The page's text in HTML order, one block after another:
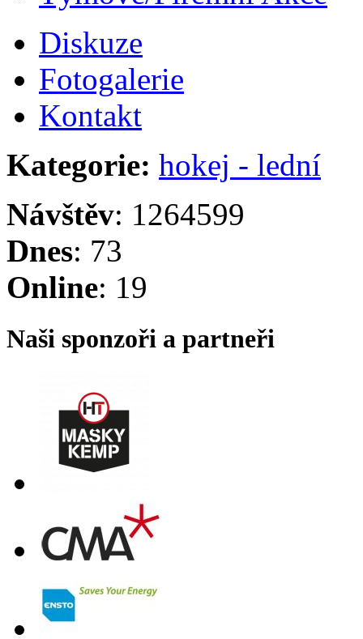
Diskuze
Fotogalerie
Kontakt
Kategorie: hokej - lední
Návštěv: 1264599
Dnes: 73
Online: 19
Naši sponzoři a partneři